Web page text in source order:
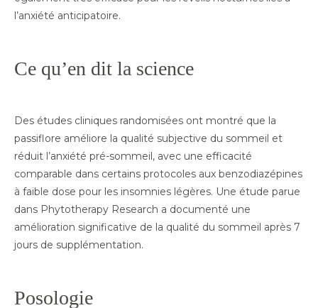
l’anxiété anticipatoire.
Ce qu’en dit la science
Des études cliniques randomisées ont montré que la
passiflore améliore la qualité subjective du sommeil et
réduit l’anxiété pré-sommeil, avec une efficacité
comparable dans certains protocoles aux benzodiazépines
à faible dose pour les insomnies légères. Une étude parue
dans Phytotherapy Research a documenté une
amélioration significative de la qualité du sommeil après 7
jours de supplémentation.
Posologie